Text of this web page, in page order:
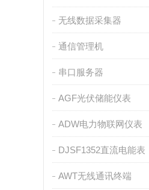
无线数据采集器
通信管理机
串口服务器
AGF光伏储能仪表
ADW电力物联网仪表
DJSF1352直流电能表
AWT无线通讯终端